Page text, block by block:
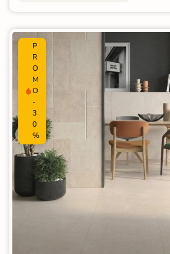
P
R
O
M
O
-
3
0
%